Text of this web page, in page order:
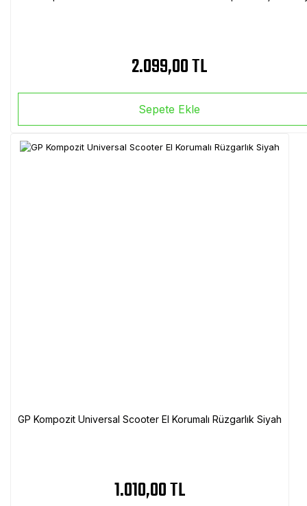
2.099,00 TL
Sepete Ekle
GP Kompozit Universal Scooter El Korumalı Rüzgarlık Siyah
1.010,00 TL